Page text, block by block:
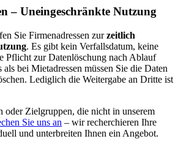
– Uneingeschränkte Nutzung
Sie Firmenadressen zur zeitlich
. Es gibt kein Verfallsdatum, keine
Pflicht zur Datenlöschung nach Ablauf
bei Mietadressen müssen Sie die Daten
Lediglich die Weitergabe an Dritte ist
oder Zielgruppen, die nicht in unserem
Sie uns an – wir recherchieren Ihre
und unterbreiten Ihnen ein Angebot.